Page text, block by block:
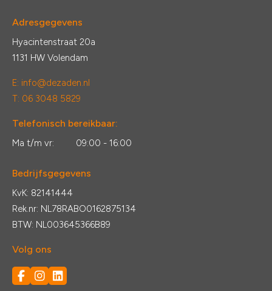
Adresgegevens
Hyacintenstraat 20a
1131 HW Volendam
E: info@dezaden.nl
T: 06 3048 5829
Telefonisch bereikbaar:
Ma t/m vr: 09:00 - 16:00
Bedrijfsgegevens
KvK: 82141444
Rek.nr: NL78RABO0162875134
BTW: NL003645366B89
Volg ons